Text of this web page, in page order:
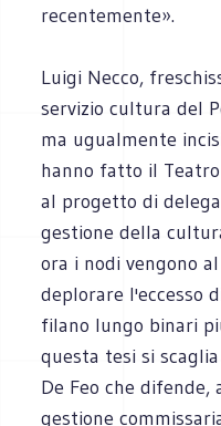
recentemente».
Luigi Necco,
servizio cultura del
ma ugualmente
hanno fatto il
al progetto di
gestione della
ora i nodi vengono
deplorare l'eccesso
filano lungo binari
questa tesi si
De Feo che
gestione